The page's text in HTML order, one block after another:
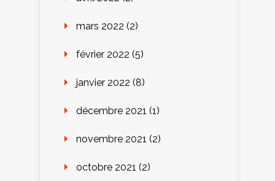
mars 2022 (2)
février 2022 (5)
janvier 2022 (8)
décembre 2021 (1)
novembre 2021 (2)
octobre 2021 (2)